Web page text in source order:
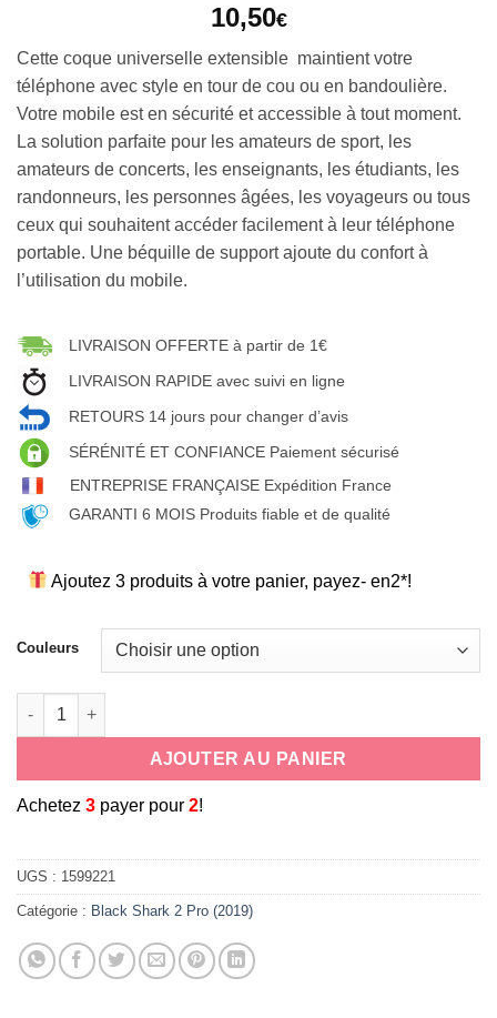
10,50€
Cette coque universelle extensible maintient votre
téléphone avec style en tour de cou ou en bandoulière.
Votre mobile est en sécurité et accessible à tout moment.
La solution parfaite pour les amateurs de sport, les
amateurs de concerts, les enseignants, les étudiants, les
randonneurs, les personnes âgées, les voyageurs ou tous
ceux qui souhaitent accéder facilement à leur téléphone
portable. Une béquille de support ajoute du confort à
l’utilisation du mobile.
LIVRAISON OFFERTE à partir de 1€
LIVRAISON RAPIDE avec suivi en ligne
RETOURS 14 jours pour changer d’avis
SÉRÉNITÉ ET CONFIANCE Paiement sécurisé
ENTREPRISE FRANÇAISE Expédition France
GARANTI 6 MOIS Produits fiable et de qualité
Ajoutez 3 produits à votre panier, payez- en2*!
Couleurs
quantité de coque souple universelle antichoc en silicone
AJOUTER AU PANIER
Achetez 3 payer pour 2!
UGS : 1599221
Catégorie : Black Shark 2 Pro (2019)